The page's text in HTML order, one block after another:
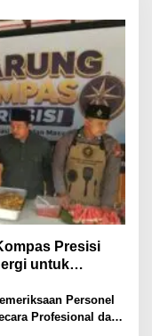
Presisi
untuk
Personel
Profesional dan